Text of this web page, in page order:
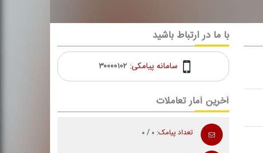
با ما در ارتباط باشید
سامانه پیامکی: ۳۰۰۰۰۱۰۲
آخرین آمار تعاملات
تعداد پیامک: